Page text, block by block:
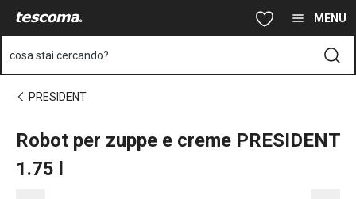
Vai al contenuto principale MENU
cosa stai cercando?
PRESIDENT
Robot per zuppe e creme PRESIDENT
1.75 l